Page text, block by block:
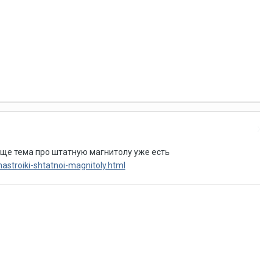
тема про штатную магнитолу уже есть
shtatnoi-magnitoly.html